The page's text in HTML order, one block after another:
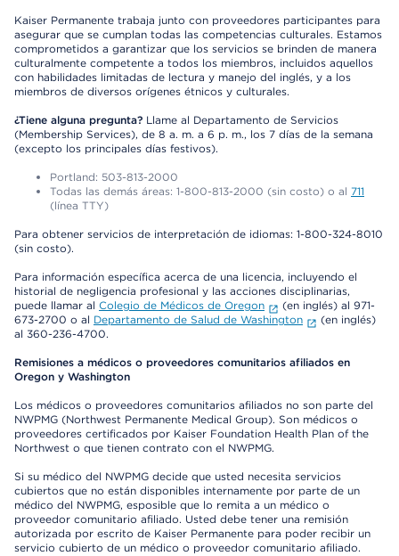
Kaiser Permanente trabaja junto con proveedores participantes para
asegurar que se cumplan todas las competencias culturales. Estamos
comprometidos a garantizar que los servicios se brinden de manera
culturalmente competente a todos los miembros, incluidos aquellos
con habilidades limitadas de lectura y manejo del inglés, y a los
miembros de diversos orígenes étnicos y culturales.
¿Tiene alguna pregunta? Llame al Departamento de Servicios
(Membership Services), de 8 a. m. a 6 p. m., los 7 días de la semana
(excepto los principales días festivos).
Portland: 503-813-2000
Todas las demás áreas: 1-800-813-2000 (sin costo) o al 711
(línea TTY)
Para obtener servicios de interpretación de idiomas: 1-800-324-8010
(sin costo).
Para información específica acerca de una licencia, incluyendo el
historial de negligencia profesional y las acciones disciplinarias,
puede llamar al Colegio de Médicos de Oregon
(en inglés) al 971-
673-2700 o al Departamento de Salud de Washington
(en inglés)
al 360-236-4700.
Remisiones a médicos o proveedores comunitarios afiliados en
Oregon y Washington
Los médicos o proveedores comunitarios afiliados no son parte del
NWPMG (Northwest Permanente Medical Group). Son médicos o
proveedores certificados por Kaiser Foundation Health Plan of the
Northwest o que tienen contrato con el NWPMG.
Si su médico del NWPMG decide que usted necesita servicios
cubiertos que no están disponibles internamente por parte de un
médico del NWPMG, esposible que lo remita a un médico o
proveedor comunitario afiliado. Usted debe tener una remisión
autorizada por escrito de Kaiser Permanente para poder recibir un
servicio cubierto de un médico o proveedor comunitario afiliado.